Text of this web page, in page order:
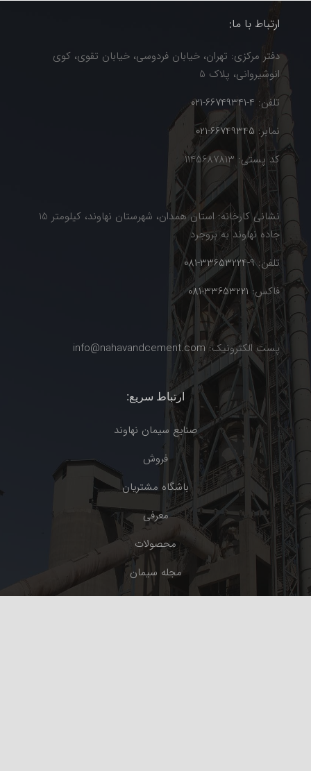
ارتباط با ما:
دفتر مرکزی: تهران، خیابان فردوسی، خیابان تقوی، کوی
انوشیروانی، پلاک 5
تلفن: 4-66749341-021
نمابر: 66749345-021
کد پستی: 1145687813
نشانی کارخانه: استان همدان، شهرستان نهاوند، کیلومتر 15
جاده نهاوند به بروجرد
تلفن:9-33653224-081
فاکس: 33653221-081
پست الکترونیک: info@nahavandcement.com
ارتباط سریع:
صنایع سیمان نهاوند
فروش
باشگاه مشتریان
معرفی
محصولات
مجله سیمان
ارتباط با ما